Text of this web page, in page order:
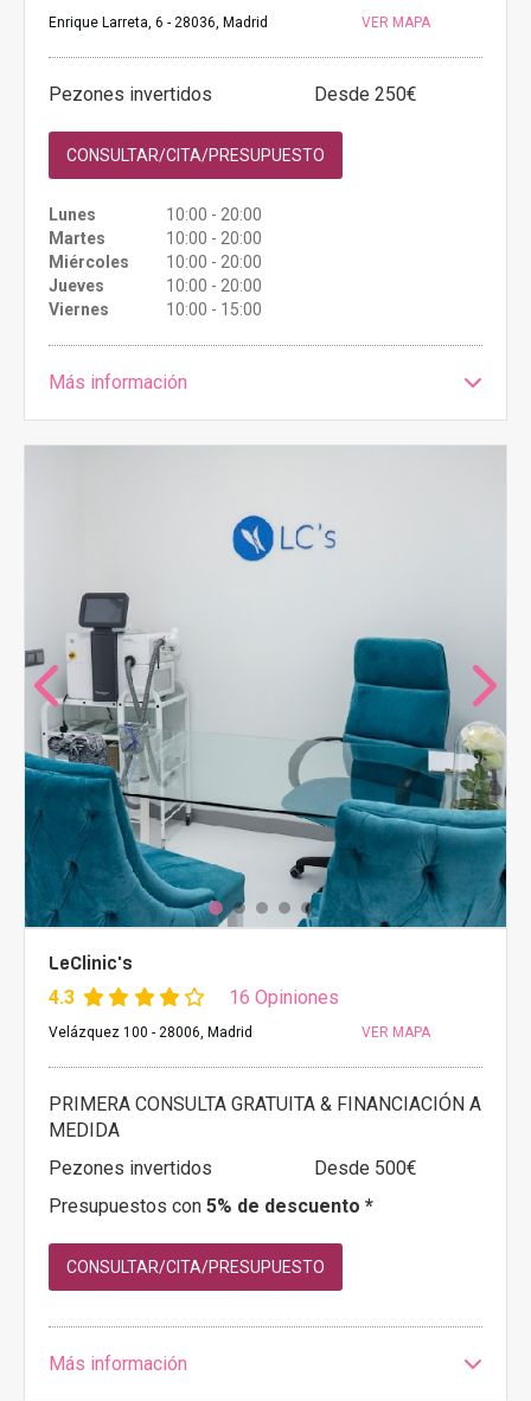
Enrique Larreta, 6 - 28036, Madrid VER MAPA
Pezones invertidos Desde 250€
CONSULTAR/CITA/PRESUPUESTO
Lunes
10:00 - 20:00
Martes
10:00 - 20:00
Miércoles
10:00 - 20:00
Jueves
10:00 - 20:00
Viernes
10:00 - 15:00
Más información
LeClinic's
4.3 16 Opiniones
Velázquez 100 - 28006, Madrid VER MAPA
PRIMERA CONSULTA GRATUITA & FINANCIACIÓN A
MEDIDA
Pezones invertidos
Desde 500€
Presupuestos con 5% de descuento *
CONSULTAR/CITA/PRESUPUESTO
Más información